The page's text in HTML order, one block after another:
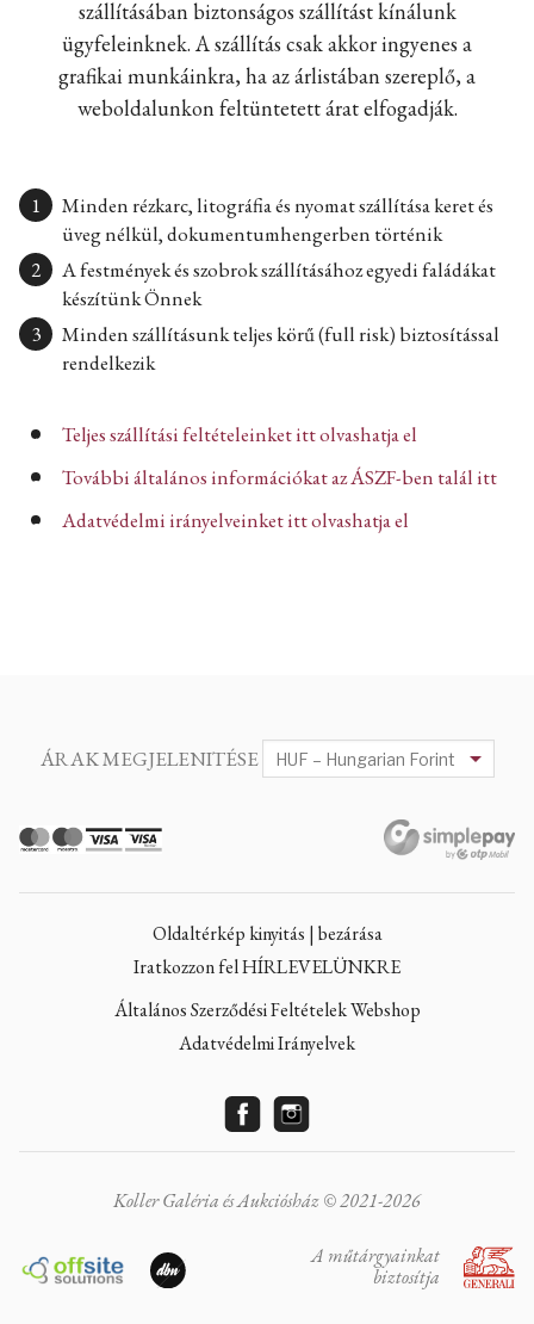
szállításában biztonságos szállítást kínálunk
ügyfeleinknek. A szállítás csak akkor ingyenes a
grafikai munkáinkra, ha az árlistában szereplő, a
weboldalunkon feltüntetett árat elfogadják.
Minden rézkarc, litográfia és nyomat szállítása keret és
üveg nélkül, dokumentumhengerben történik
A festmények és szobrok szállításához egyedi faládákat
készítünk Önnek
Minden szállításunk teljes körű (full risk) biztosítással
rendelkezik
Teljes szállítási feltételeinket itt olvashatja el
További általános információkat az ÁSZF-ben talál itt
Adatvédelmi irányelveinket itt olvashatja el
ÁRAK MEGJELENITÉSE
Oldaltérkép kinyitás | bezárása
Iratkozzon fel HÍRLEVELÜNKRE
Általános Szerződési Feltételek Webshop
Adatvédelmi Irányelvek
Koller Galéria és Aukciósház © 2021-2026
A műtárgyainkat
biztosítja